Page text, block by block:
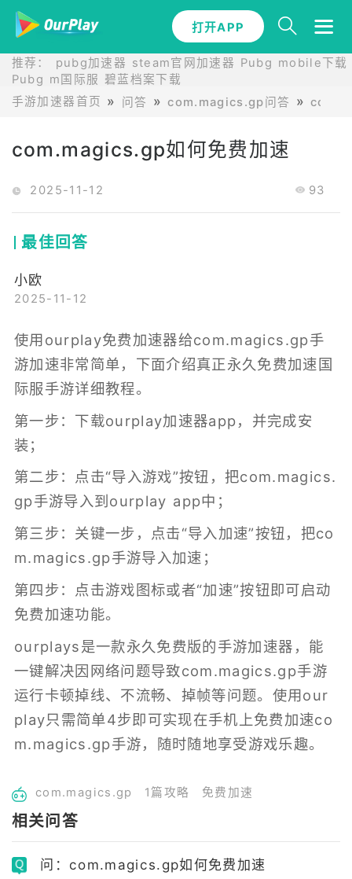
打开APP
推荐： pubg加速器 steam官网加速器 Pubg mobile下载
Pubg m国际服 碧蓝档案下载
手游加速器首页
问答 com.magics.gp问答
com.magics.gp如何免费加速
2025-11-12 93
最佳回答
小欧
2025-11-12
使用ourplay免费加速器给com.magics.gp手
游加速非常简单，下面介绍真正永久免费加速国
际服手游详细教程。
第一步：下载ourplay加速器app，并完成安
装；
第二步：点击“导入游戏”按钮，把com.magics.
gp手游导入到ourplay app中；
第三步：关键一步，点击“导入加速”按钮，把co
m.magics.gp手游导入加速；
第四步：点击游戏图标或者“加速”按钮即可启动
免费加速功能。
ourplays是一款永久免费版的手游加速器 ，能
一键解决因网络问题导致com.magics.gp手游
运行卡顿掉线、不流畅、掉帧等问题。使用our
play只需简单4步即可实现在手机上免费加速co
m.magics.gp手游，随时随地享受游戏乐趣。
com.magics.gp 1篇攻略 免费加速
相关问答
问：com.magics.gp如何免费加速